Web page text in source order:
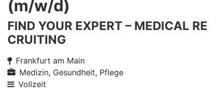
(m/w/d)
FIND YOUR EXPERT – MEDICAL RE
CRUITING
Frankfurt am Main
Medizin, Gesundheit, Pflege
Vollzeit